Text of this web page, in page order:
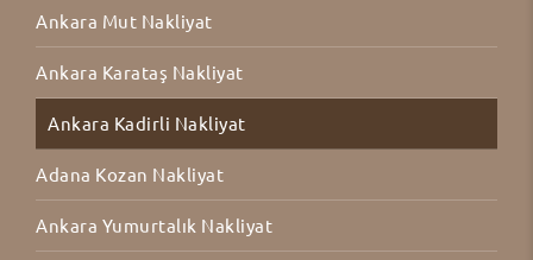
Ankara Mut Nakliyat
Ankara Karataş Nakliyat
Ankara Kadirli Nakliyat
Adana Kozan Nakliyat
Ankara Yumurtalık Nakliyat